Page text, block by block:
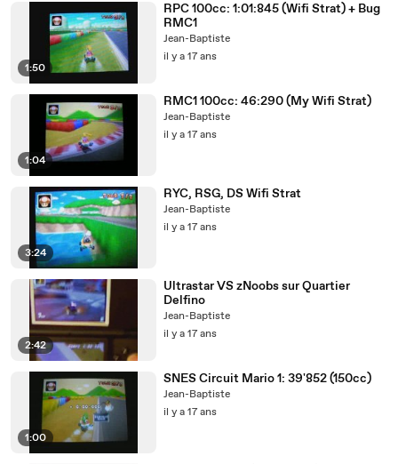
1:50
RPC 100cc: 1:01:845 (Wifi Strat) + Bug
RMC1
Jean-Baptiste
il y a 17 ans
1:04
RMC1 100cc: 46:290 (My Wifi Strat)
Jean-Baptiste
il y a 17 ans
3:24
RYC, RSG, DS Wifi Strat
Jean-Baptiste
il y a 17 ans
2:42
Ultrastar VS zNoobs sur Quartier
Delfino
Jean-Baptiste
il y a 17 ans
1:00
SNES Circuit Mario 1: 39'852 (150cc)
Jean-Baptiste
il y a 17 ans